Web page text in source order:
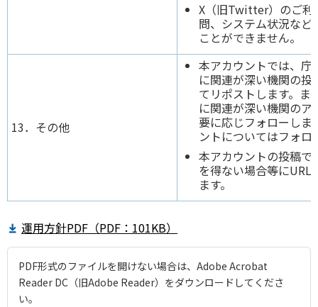
X（旧Twitter）のご利
問、システム状況な
ことができません。
13．その他
本アカウントでは、庁
に関連が深い機関の
てリポストします。ま
に関連が深い機関の
要に応じフォローしま
ントについてはフォロ
本アカウントの投稿で
を得ない場合等にURL
ます。
運用方針PDF（PDF：101KB）
PDF形式のファイルを開けない場合は、Adobe Acrobat
Reader DC（旧Adobe Reader）をダウンロードしてくださ
い。